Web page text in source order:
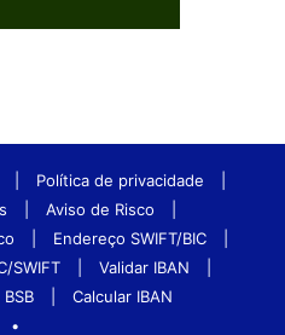
Política de privacidade
Aviso de Risco
Endereço SWIFT/BIC
SWIFT
Validar IBAN
Calcular IBAN
•